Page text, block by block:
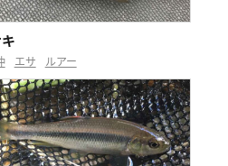
エサ ルアー